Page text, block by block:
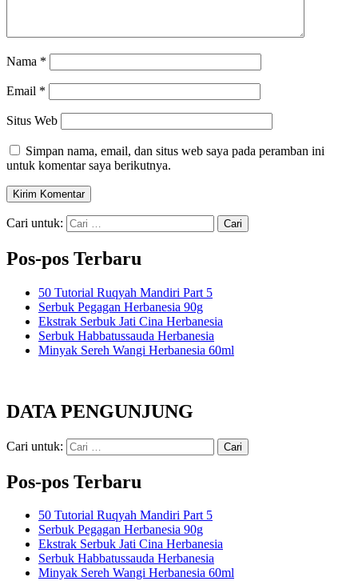
Nama *
Email *
Situs Web
Simpan nama, email, dan situs web saya pada peramban ini
untuk komentar saya berikutnya.
Cari untuk:
Pos-pos Terbaru
50 Tutorial Ruqyah Mandiri Part 5
Serbuk Pegagan Herbanesia 90g
Ekstrak Serbuk Jati Cina Herbanesia
Serbuk Habbatussauda Herbanesia
Minyak Sereh Wangi Herbanesia 60ml
DATA PENGUNJUNG
Cari untuk:
Pos-pos Terbaru
50 Tutorial Ruqyah Mandiri Part 5
Serbuk Pegagan Herbanesia 90g
Ekstrak Serbuk Jati Cina Herbanesia
Serbuk Habbatussauda Herbanesia
Minyak Sereh Wangi Herbanesia 60ml